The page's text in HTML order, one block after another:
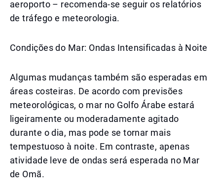
aeroporto – recomenda-se seguir os relatórios
de tráfego e meteorologia.
Condições do Mar: Ondas Intensificadas à Noite
Algumas mudanças também são esperadas em
áreas costeiras. De acordo com previsões
meteorológicas, o mar no Golfo Árabe estará
ligeiramente ou moderadamente agitado
durante o dia, mas pode se tornar mais
tempestuoso à noite. Em contraste, apenas
atividade leve de ondas será esperada no Mar
de Omã.